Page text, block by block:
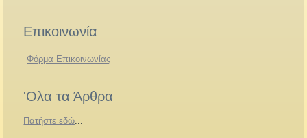
Επικοινωνία
Φόρμα Επικοινωνίας
'Ολα τα Άρθρα
Πατήστε εδώ...